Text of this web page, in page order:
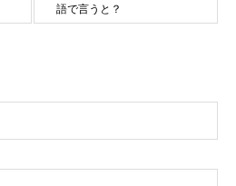
語で言うと？